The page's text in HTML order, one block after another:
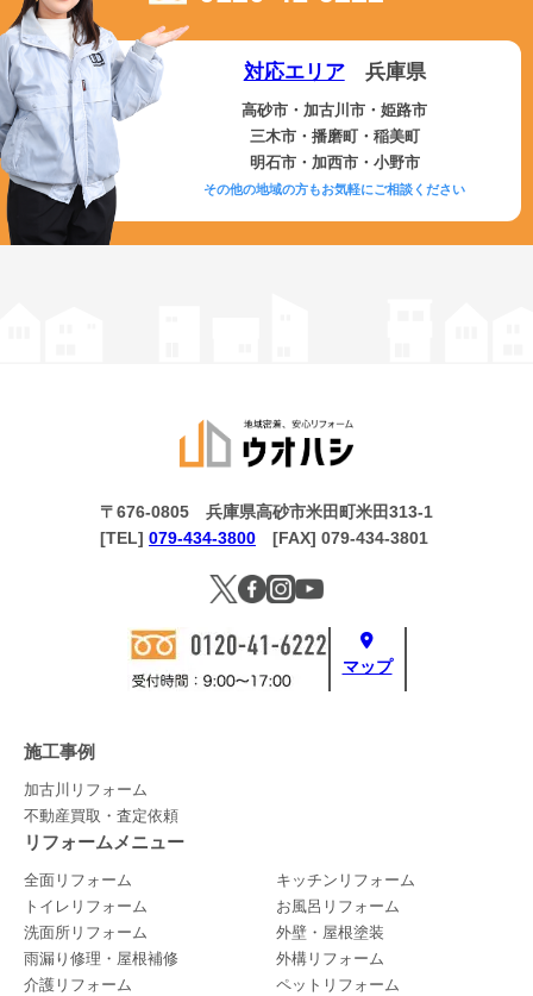
対応エリア兵庫県
高砂市・加古川市・姫路市
三木市・播磨町・稲美町
明石市・加西市・小野市
その他の地域の方もお気軽にご相談ください
マップ
〒676-0805 兵庫県高砂市米田町米田313-1
[TEL] 079-434-3800 [FAX] 079-434-3801
施工事例
加古川リフォーム
不動産買取・査定依頼
リフォームメニュー
全面リフォーム
キッチンリフォーム
トイレリフォーム
お風呂リフォーム
洗面所リフォーム
外壁・屋根塗装
雨漏り修理・屋根補修
外構リフォーム
介護リフォーム
ペットリフォーム